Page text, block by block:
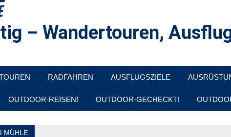
– Wandertouren,
RADFAHREN AUSFLUGSZIELE
OUTDOOR-REISEN! OUTDOOR-GECHECKT!
MÜHLE